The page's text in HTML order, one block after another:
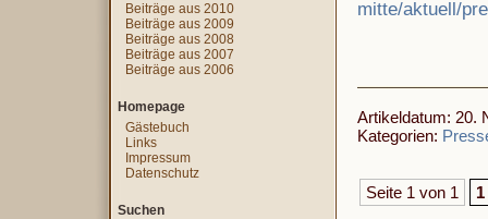
mitte/aktuell/
Artikeldatum: 20.
Kategorien:
Seite 1 von 1 1
Beiträge aus 2010
Beiträge aus 2009
Beiträge aus 2008
Beiträge aus 2007
Beiträge aus 2006
Homepage
Gästebuch
Links
Impressum
Datenschutz
Suchen